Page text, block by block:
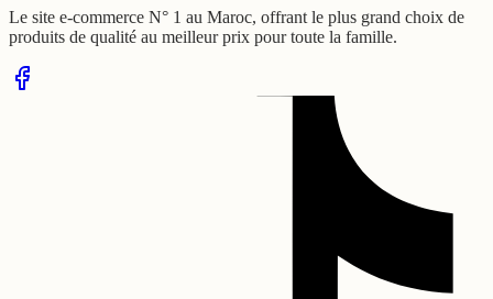
Le site e-commerce N° 1 au Maroc, offrant le plus grand choix de
produits de qualité au meilleur prix pour toute la famille.